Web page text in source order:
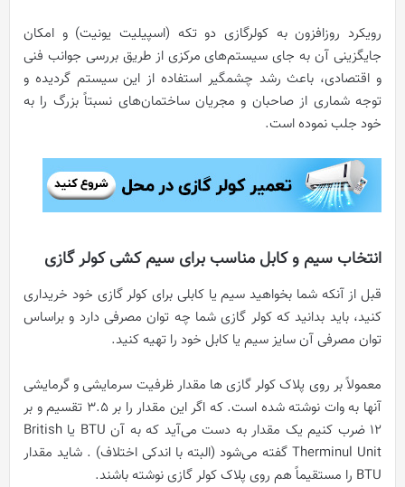
رویکرد روزافزون به کولرگازی دو تکه (اسپیلیت یونیت) و امکان
جایگزینی آن به جای سیستم‌های مرکزی از طریق بررسی جوانب فنی
و اقتصادی، باعث رشد چشمگیر استفاده از این سیستم گردیده و
توجه شماری از صاحبان و مجریان ساختمان‌های نسبتاً بزرگ را به
خود جلب نموده است.
انتخاب سیم و کابل مناسب برای سیم کشی کولر گازی
قبل از آنکه شما بخواهید سیم یا کابلی برای کولر گازی خود خریداری
کنید، باید بدانید که کولر گازی شما چه توان مصرفی دارد و براساس
توان مصرفی آن سایز سیم یا کابل خود را تهیه کنید.
معمولاً بر روی پلاک کولر گازی ها مقدار ظرفیت سرمایشی و گرمایشی
آنها به وات نوشته شده است. که اگر این مقدار را بر ۳.۵ تقسیم و بر
۱۲ ضرب کنیم یک مقدار به دست می‌آید که به آن BTU یا British
Therminul Unit گفته می‌شود (البته با اندکی اختلاف) . شاید مقدار
BTU را مستقیماً هم روی
پلاک کولر گازی نوشته باشند.